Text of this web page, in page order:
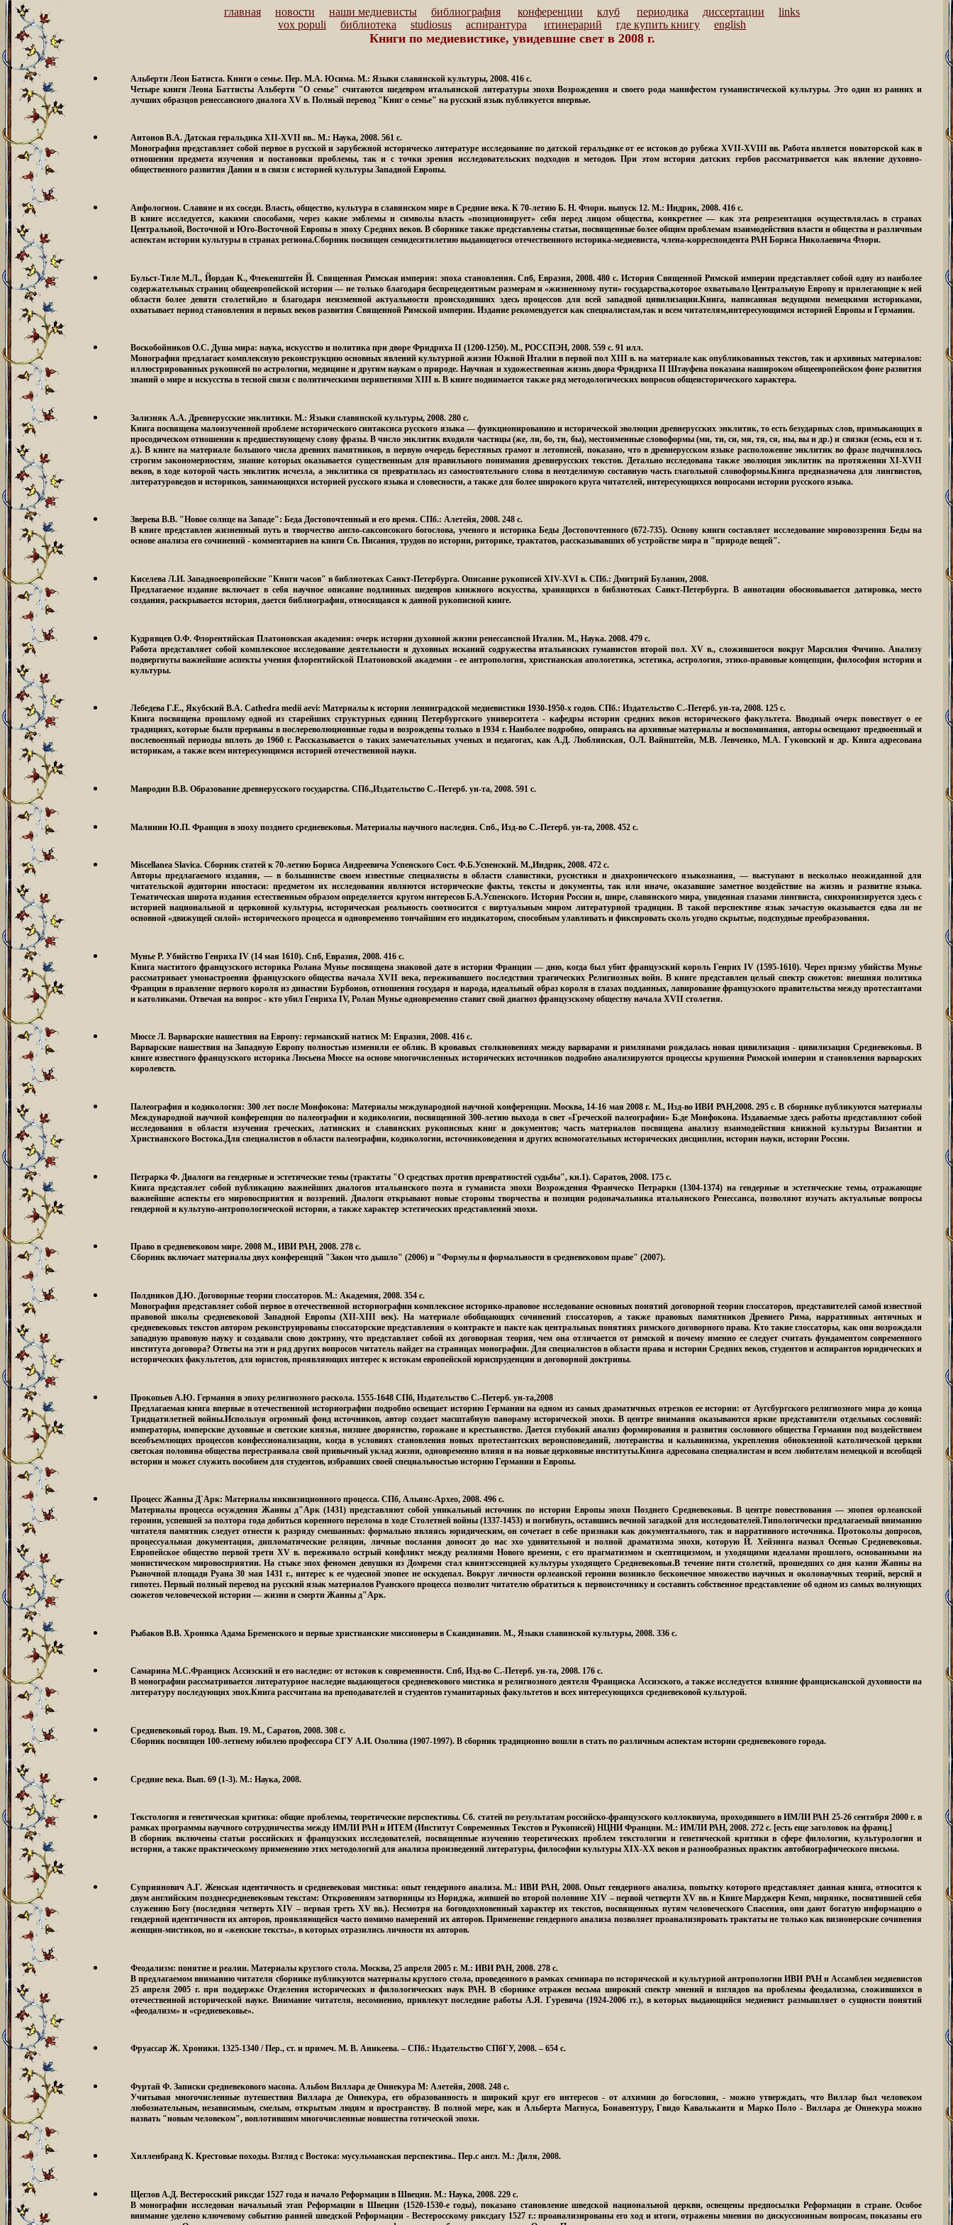
главная новости наши медиевисты библиография конференции клуб периодика диссертации
links
vox populi
библиотека studiosus аспирантура итинерарий где купить книгу english
Книги по медиевистике, увидевшие свет в 2008 г.
Альберти Леон Батиста. Книги о семье.Пер. М.А. Юсима. М.: Языки славянской культуры, 2008. 416 с.
Четыре книги Леона Баттисты Альберти "О семье" считаются шедевром итальянской литературы эпохи Возрождения и своего рода манифестом гуманистической культуры. Это один из ранних и
лучших образцов ренессансного диалога XV в. Полный перевод "Книг о семье" на русский язык публикуется впервые.
Антонов В.А. Датская геральдика XII-XVII вв.. М.: Наука, 2008. 561 с.
Монография представляет собой первое в русской и зарубежной историческо литературе исследование по датской геральдике от ее истоков до рубежа XVII-XVIII вв. Работа является новаторской как в
отношении предмета изучения и постановки проблемы, так и с точки зрения исследовательских подходов и методов. При этом история датских гербов рассматривается как явление духовно-
общественного развития Дании и в связи с историей культуры Западной Европы.
Анфологион. Славяне и их соседи. Власть, общество, культура в славянском мире в Средние века. К 70-летию Б. Н. Флори. выпуск 12. М.: Индрик, 2008. 416 с.
В книге исследуется, какими способами, через какие эмблемы и символы власть «позиционирует» себя перед лицом общества, конкретнее — как эта репрезентация осуществлялась в странах
Центральной, Восточной и Юго-Восточной Европы в эпоху Средних веков. В сборнике также представлены статьи, посвященные более общим проблемам взаимодействия власти и общества и различным
аспектам истории культуры в странах региона.Сборник посвящен семидесятилетию выдающегося отечественного историка-медиевиста, члена-корреспондента РАН Бориса Николаевича Флори.
Бульст-Тиле М.Л., Йордан К., Флекенштейн Й. Священная Римская империя: эпоха становления. Спб, Евразия, 2008. 480 с. История Священной Римской империи представляет собой одну из наиболее
содержательных страниц общеевропейской истории — не только благодаря беспрецедентным размерам и «жизненному пути» государства,которое охватывало Центральную Европу и прилегающие к ней
области более девяти столетий,но и благодаря неизменной актуальности происходивших здесь процессов для всей западной цивилизации.Книга, написанная ведущими немецкими историками,
охватывает период становления и первых веков развития Священной Римской империи. Издание рекомендуется как специалистам,так и всем читателям,интересующимся историей Европы и Германии.
Воскобойников О.С. Душа мира: наука, искусство и политика при дворе Фридриха II (1200-1250).М., РОССПЭН, 2008. 559 с. 91 илл.
Монография предлагает комплексную реконструкцию основных явлений культурной жизни Южной Италии в первой пол XIII в. на материале как опубликованных текстов, так и архивных материалов:
иллюстрированных рукописей по астрологии, медицине и другим наукам о природе. Научная и художественная жизнь двора Фридриха II Штауфена показана нашироком общеевропейском фоне развития
знаний о мире и искусства в тесной связи с политическими перипетиями XIII в. В книге поднимается также ряд методологических вопросов общеисторического характера.
Зализняк А.А. Древнерусские энклитики. М.: Языки славянской культуры, 2008. 280 с.
Книга посвящена малоизученной проблеме исторического синтаксиса русского языка — функционированию и исторической эволюции древнерусских энклитик, то есть безударных слов, примыкающих в
просодическом отношении к предшествующему слову фразы. В число энклитик входили частицы (же, ли, бо, ти, бы), местоименные словоформы (ми, ти, си, мя, тя, ся, ны, вы и др.) и связки (есмь, ecu и т.
д.). В книге на материале большого числа древних памятников, в первую очередь берестяных грамот и летописей, показано, что в древнерусском языке расположение энклитик во фразе подчинялось
строгим закономерностям, знание которых оказывается существенным для правильного понимания древнерусских текстов. Детально исследована также эволюция энклитик на протяжении XI-XVII
веков, в ходе которой часть энклитик исчезла, а энклитика ся превратилась из самостоятельного слова в неотделимую составную часть глагольной словоформы.Книга предназначена для лингвистов,
литературоведов и историков, занимающихся историей русского языка и словесности, а также для более широкого круга читателей, интересующихся вопросами истории русского языка.
Зверева В.В. "Новое солнце на Западе": Беда Достопочтенный и его время.СПб.: Алетейя, 2008. 248 с.
В книге представлен жизненный путь и творчество англо-саксонсокого богослова, ученого и историка Беды Достопочтенного (672-735). Основу книги составляет исследование мировоззрения Беды на
основе анализа его сочинений - комментариев на книги Св. Писания, трудов по истории, риторике, трактатов, рассказывавших об устройстве мира и "природе вещей".
Киселева Л.И. Западноевропейские "Книги часов" в библиотеках Санкт-Петербурга. Описание рукописей XIV-XVI в.СПб.: Дмитрий Буланин, 2008.
Предлагаемое издание включает в себя научное описание подлинных шедевров книжного искусства, хранящихся в библиотеках Санкт-Петербурга. В аннотации обосновывается датировка, место
создания, раскрывается история, дается библиография, относящаяся к данной рукописной книге.
Кудрявцев О.Ф. Флорентийская Платоновская академия: очерк истории духовной жизни ренессансной Италии.М., Наука. 2008. 479 с.
Работа представляет собой комплексное исследование деятельности и духовных исканий содружества итальянских гуманистов второй пол. XV в., сложившегося вокруг Марсилия Фичино. Анализу
подвергнуты важнейшие аспекты учения флорентийской Платоновской академии - ее антропология, христианская апологетика, эстетика, астрология, этико-правовые концепции, философия истории и
культуры.
Лебедева Г.Е., Якубский В.А. Cathedra medii aevi: Материалы к истории ленинградской медиевистики 1930-1950-х годов. СПб.: Издательство С.-Петерб. ун-та, 2008. 125 с.
Книга посвящена прошлому одной из старейших структурных единиц Петербургского университета - кафедры истории средних веков исторического факультета. Вводный очерк повествует о ее
традициях, которые были прерваны в послереволюционные годы и возрождены только в 1934 г. Наиболее подробно, опираясь на архивные материалы и воспоминания, авторы освещают предвоенный и
послевоенный периоды вплоть до 1960 г. Рассказывается о таких замечательных ученых и педагогах, как А.Д. Люблинская, О.Л. Вайнштейн, М.В. Левченко, М.А. Гуковский и др. Книга адресована
историкам, а также всем интересующимся историей отечественной науки.
Мавродин В.В. Образование древнерусского государства. СПб.,Издательство С.-Петерб. ун-та, 2008. 591 с.
Малинин Ю.П. Франция в эпоху позднего средневековья. Материалы научного наследия. Спб., Изд-во С.-Петерб. ун-та, 2008. 452 с.
Miscellanea Slavica. Сборник статей к 70-летию Бориса Андреевича Успенского Сост. Ф.Б.Успенский. М.,Индрик, 2008. 472 с.
Авторы предлагаемого издания, — в большинстве своем известные специалисты в области славистики, русистики и диахронического языкознания, — выступают в несколько неожиданной для
читательской аудитории ипостаси: предметом их исследования являются исторические факты, тексты и документы, так или иначе, оказавшие заметное воздействие на жизнь и развитие языка.
Тематическая широта издания естественным образом определяется кругом интересов Б.А.Успенского. История России и, шире, славянского мира, увиденная глазами лингвиста, синхронизируется здесь с
историей национальной и церковной культуры, историческая реальность соотносится с виртуальным миром литературной традиции. В такой перспективе язык зачастую оказывается едва ли не
основной «движущей силой» исторического процесса и одновременно тончайшим его индикатором, способным улавливать и фиксировать сколь угодно скрытые, подспудные преобразования.
Мунье Р. Убийство Генриха IV (14 мая 1610). Спб, Евразия, 2008. 416 с.
Книга маститого французского историка Ролана Мунье посвящена знаковой дате в истории Франции — дню, когда был убит французский король Генрих IV (1595-1610). Через призму убийства Мунье
рассматривает умонастроения французского общества начала XVII века, переживавшего последствия трагических Религиозных войн. В книге представлен целый спектр сюжетов: внешняя политика
Франции в правление первого короля из династии Бурбонов, отношения государя и народа, идеальный образ короля в глазах подданных, лавирование французского правительства между протестантами
и католиками. Отвечая на вопрос - кто убил Генриха IV, Ролан Мунье одновременно ставит свой диагноз французскому обществу начала XVII столетия.
Мюссе Л. Варварские нашествия на Европу: германский натискМ: Евразия, 2008. 416 с.
Варварские нашествия на Западную Европу полностью изменили ее облик. В кровавых столкновениях между варварами и римлянами рождалась новая цивилизация - цивилизация Средневековья. В
книге известного французского историка Люсьена Мюссе на основе многочисленных исторических источников подробно анализируются процессы крушения Римской империи и становления варварских
королевств.
Палеография и кодикология: 300 лет после Монфокона: Материалы международной научной конференции. Москва, 14-16 мая 2008 г. М., Изд-во ИВИ РАН,2008. 295 с. В сборнике публикуются материалы
Международной научной конференции по палеографии и кодикологии, посвященной 300-летию выхода в свет «Греческой палеографии» Б.де Монфокона. Издаваемые здесь работы представляют собой
исследования в области изучения греческих, латинских и славянских рукописных книг и документов; часть материалов посвящена анализу взаимодействия книжной культуры Византии и
Христианского Востока.Для специалистов в области палеографии, кодикологии, источниковедения и других вспомогательных исторических дисциплин, истории науки, истории России.
Петрарка Ф. Диалоги на гендерные и эстетические темы (трактаты "О средствах против превратностей судьбы", кн.1). Саратов, 2008. 175 с.
Книга предстаялет собой публикацию важнейших диалогов итальянского поэта и гуманиста эпохи Возрождения Франческо Петрарки (1304-1374) на гендерные и эстетические темы, отражающие
важнейшие аспекты его мировосприятия и воззрений. Диалоги открывают новые стороны творчества и позиции родоначальника итальянского Ренессанса, позволяют изучать актуальные вопросы
гендерной и культуно-антропологической истории, а также характер эстетических представлений эпохи.
Право в средневековом мире. 2008М., ИВИ РАН, 2008. 278 с.
Сборник включает материалы двух конференций "Закон что дышло" (2006) и "Формулы и формальности в средневековом праве" (2007).
Полдников Д.Ю. Договорные теории глоссаторов.М.: Академия, 2008. 354 с.
Монография представляет собой первое в отечественной историографии комплексное историко-правовое исследование основных понятий договорной теории глоссаторов, представителей самой известной
правовой школы средневековой Западной Европы (XII-XIII век). На материале обобщающих сочинений глоссаторов, а также правовых памятников Древнего Рима, нарративных античных и
средневековых текстов автором реконструированы глоссаторские представления о контракте и пакте как центральных понятиях римского договорного права. Кто такие глоссаторы, как они возрождали
западную правовую науку и создавали свою доктрину, что представляет собой их договорная теория, чем она отличается от римской и почему именно ее следует считать фундаментом современного
института договора? Ответы на эти и ряд других вопросов читатель найдет на страницах монографии. Для специалистов в области права и истории Средних веков, студентов и аспирантов юридических и
исторических факультетов, для юристов, проявляющих интерес к истокам европейской юриспруденции и договорной доктрины.
Прокопьев А.Ю. Германия в эпоху религиозного раскола. 1555-1648СПб, Издательство С.-Петерб. ун-та,2008
Предлагаемая книга впервые в отечественной историографии подробно освещает историю Германии на одном из самых драматичных отрезков ее истории: от Аугсбургского религиозного мира до конца
Тридцатилетней войны.Используя огромный фонд источников, автор создает масштабную панораму исторической эпохи. В центре внимания оказываются яркие представители отдельных сословий:
императоры, имперские духовные и светские князья, низшее дворянство, горожане и крестьянство. Дается глубокий анализ формирования и развития сословного общества Германии под воздействием
всеобъемлющих процессов конфессионализации, когда в условиях становления новых протестантских вероисповеданий, лютеранства и кальвинизма, укрепления обновленной католической церкви
светская половина общества перестраивала свой привычный уклад жизни, одновременно влияя и на новые церковные институты.Книга адресована специалистам и всем любителям немецкой и всеобщей
истории и может служить пособием для студентов, избравших своей специальностью историю Германии и Европы.
Процесс Жанны Д`Арк: Материалы инквизиционного процесса. СПб, Альянс-Архео, 2008. 496 с.
Материалы процесса осуждения Жанны д"Арк (1431) представляют собой уникальный источник по истории Европы эпохи Позднего Средневековья. В центре повествования — эпопея орлеанской
героини, успевшей за полтора года добиться коренного перелома в ходе Столетней войны (1337-1453) и погибнуть, оставшись вечной загадкой для исследователей.Типологически предлагаемый вниманию
читателя памятник следует отнести к разряду смешанных: формально являясь юридическим, он сочетает в себе признаки как документального, так и нарративного источника. Протоколы допросов,
процессуальная документация, дипломатические реляции, личные послания доносят до нас эхо удивительной и полной драматизма эпохи, которую Й. Хейзинга назвал Осенью Средневековья.
Европейское общество первой трети XV в. переживало острый конфликт между реалиями Нового времени, с его прагматизмом и скептицизмом, и уходящими идеалами прошлого, основанными на
монистическом мировосприятии. На стыке эпох феномен девушки из Домреми стал квинтэссенцией культуры уходящего Средневековья.В течение пяти столетий, прошедших со дня казни Жапны на
Рыночной площади Руана 30 мая 1431 г., интерес к ее чудесной эпопее не оскудепал. Вокруг личности орлеанской героини возникло бесконечное множество научных и околонаучных теорий, версий и
гипотез. Первый полный перевод на русский язык материалов Руанского процесса позволит читателю обратиться к первоисточнику и составить собственное представление об одном из самых волнующих
сюжетов человеческой истории — жизни и смерти Жанны д"Арк.
Рыбаков В.В. Хроника Адама Бременского и первые христианские миссионеры в Скандинавии. М., Языки славянской культуры, 2008. 336 с.
Самарина М.С.Франциск Ассизский и его наследие: от истоков к современности. Спб, Изд-во С.-Петерб. ун-та, 2008. 176 с.
В монографии рассматривается литературное наследие выдающегося средневекового мистика и религиозного деятеля Франциска Ассизского, а также исследуется влияние францисканской духовности на
литературу последующих эпох.Книга рассчитана на преподавателей и студентов гуманитарных факультетов и всех интересующихся средневековой культурой.
Средневековый город. Вып. 19. М., Саратов, 2008. 308 с.
Сборник посвящен 100-летнему юбилею профессора СГУ А.И. Озолина (1907-1997). В сборник традиционно вошли в стать по различным аспектам истории средневекового города.
Средние века. Вып. 69 (1-3). М.: Наука, 2008.
Текстология и генетическая критика: общие проблемы, теоретические перспективы. Сб. статей по результатам российско-французского коллоквиума, проходившего в ИМЛИ РАН 25-26 сентября 2000 г. в
рамках программы научного сотрудничества между ИМЛИ РАН и ИТЕМ (Институт Современных Текстов и Рукописей) НЦНИ Франции.М.: ИМЛИ РАН, 2008. 272 с. [есть еще заголовок на франц.]
В сборник включены статьи российских и французских исследователей, посвященные изучению теоретических проблем текстологии и генетической критики в сфере филологии, культурологии и
истории, а также практическому применению этих методологий для анализа произведений литературы, философии культуры XIX-XX веков и разнообразных практик автобиографического письма.
Суприянович А.Г. Женская идентичность и средневековая мистика: опыт гендерного анализа. М.: ИВИ РАН, 2008. Опыт гендерного анализа, попытку которого представляет данная книга, относится к
двум английским позднесредневековым текстам: Откровениям затворницы из Нориджа, жившей во второй половине XIV – первой четверти XV вв. и Книге Марджери Кемп, мирянке, посвятившей себя
служению Богу (последняя четверть XIV – первая треть XV вв.). Несмотря на боговдохновенный характер их текстов, посвященных путям человеческого Спасения, они дают богатую информацию о
гендерной идентичности их авторов, проявляющейся часто помимо намерений их авторов. Применение гендерного анализа позволяет проанализировать трактаты не только как визионерские сочинения
женщин-мистиков, но и «женские тексты», в которых отразились личности их авторов.
Феодализм: понятие и реалии. Материалы круглого стола. Москва, 25 апреля 2005 г. М.: ИВИ РАН, 2008. 278 с.
В предлагаемом вниманию читателя сборнике публикуются материалы круглого стола, проведенного в рамках семинара по исторической и культурной антропологии ИВИ РАН и Ассамблеи медиевистов
25 апреля 2005 г. при поддержке Отделения исторических и филологических наук РАН. В сборнике отражен весьма широкий спектр мнений и взглядов на проблемы феодализма, сложившихся в
отечественной исторической науке. Внимание читателя, несомненно, привлекут последние работы А.Я. Гуревича (1924-2006 гг.), в которых выдающийся медиевист размышляет о сущности понятий
«феодализм» и «средневековье».
Фруассар Ж. Хроники. 1325-1340/ Пер., ст. и примеч. М. В. Аникеева. – СПб.: Издательство СПбГУ, 2008. – 654 с.
Фуртай Ф. Записки средневекового масона. Альбом Виллара де ОннекураМ: Алетейя, 2008. 248 с.
Учитывая многочисленные путешествия Виллара де Оннекура, его образованность и широкий круг его интересов - от алхимии до богословия, - можно утверждать, что Виллар был человеком
любознательным, независимым, смелым, открытым людям и пространству. В полной мере, как и Альберта Магнуса, Бонавентуру, Гвидо Кавальканти и Марко Поло - Виллара де Оннекура можно
назвать "новым человеком", воплотившим многочисленные новшества готической эпохи.
Хилленбранд К. Крестовые походы. Взгляд с Востока: мусульманская перспектива.. Пер.с англ. М.: Диля, 2008.
Щеглов А.Д. Вестеросский риксдаг 1527 года и начало Реформации в Швеции.М.: Наука, 2008. 229 с.
В монографии исследован начальный этап Реформации в Швеции (1520-1530-е годы), показано становление шведской национальной церкви, освещены предпосылки Реформации в стране. Особое
внимание уделено ключевому событию ранней шведской Реформации - Вестеросскому риксдагу 1527 г.: проанализированы его ход и итоги, отражены мнения по дискуссионным вопросам, показаны его